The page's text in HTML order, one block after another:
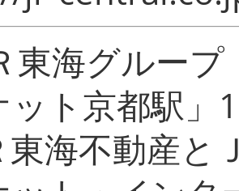
東海グルー
ット京都駅」
海不動産と